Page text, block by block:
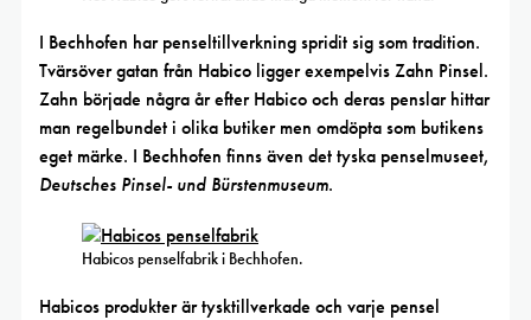
I Bechhofen har penseltillverkning spridit sig som tradition.
Tvärsöver gatan från Habico ligger exempelvis Zahn Pinsel.
Zahn började några år efter Habico och deras penslar hittar
man regelbundet i olika butiker men omdöpta som butikens
eget märke. I Bechhofen finns även det tyska penselmuseet,
Deutsches Pinsel- und Bürstenmuseum.
Habicos penselfabrik i Bechhofen.
Habicos produkter är tysktillverkade och varje pensel